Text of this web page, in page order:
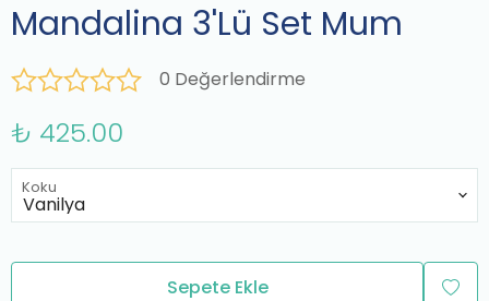
Mandalina 3'Lü Set Mum
0 Değerlendirme
₺ 425.00
Koku
Sepete Ekle